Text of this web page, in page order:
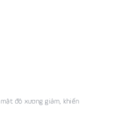
độ xương giảm, khiến